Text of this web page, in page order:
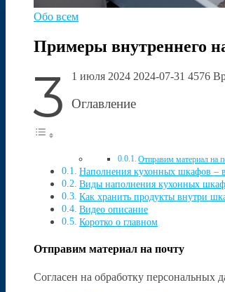
Обо всем
Примеры внутреннего
3 1 июля 2024 2024-07-31 4576
Оглавление
Отправим материал на
Наполнения кухонных шкафов –
Виды наполнения кухонных
Как хранить продукты внутри
Видео описание
Коротко о главном
Отправим материал на почту
Согласен на обработку персональных